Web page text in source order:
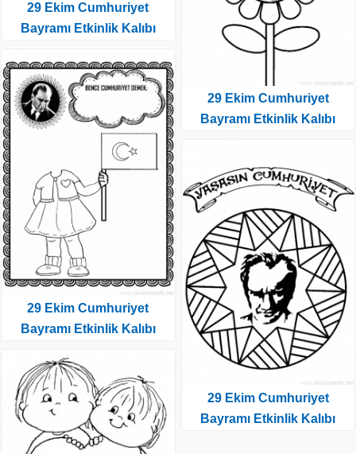
29 Ekim Cumhuriyet
Bayramı Etkinlik Kalıbı
29 Ekim Cumhuriyet
Bayramı Etkinlik Kalıbı
29 Ekim Cumhuriyet
Bayramı Etkinlik Kalıbı
29 Ekim Cumhuriyet
Bayramı Etkinlik Kalıbı